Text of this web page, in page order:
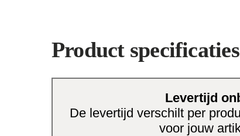
Product specificaties
Levertijd
De levertijd verschilt per
voor jouw